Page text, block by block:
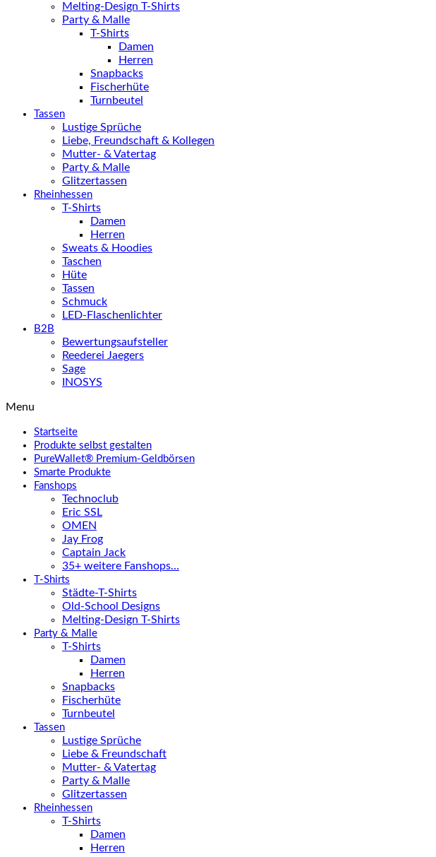
Melting-Design T-Shirts
Party & Malle
T-Shirts
Damen
Herren
Snapbacks
Fischerhüte
Turnbeutel
Tassen
Lustige Sprüche
Liebe, Freundschaft & Kollegen
Mutter- & Vatertag
Party & Malle
Glitzertassen
Rheinhessen
T-Shirts
Damen
Herren
Sweats & Hoodies
Taschen
Hüte
Tassen
Schmuck
LED-Flaschenlichter
B2B
Bewertungsaufsteller
Reederei Jaegers
Sage
INOSYS
Menu
Startseite
Produkte selbst gestalten
PureWallet® Premium-Geldbörsen
Smarte Produkte
Fanshops
Technoclub
Eric SSL
OMEN
Jay Frog
Captain Jack
35+ weitere Fanshops…
T-Shirts
Städte-T-Shirts
Old-School Designs
Melting-Design T-Shirts
Party & Malle
T-Shirts
Damen
Herren
Snapbacks
Fischerhüte
Turnbeutel
Tassen
Lustige Sprüche
Liebe & Freundschaft
Mutter- & Vatertag
Party & Malle
Glitzertassen
Rheinhessen
T-Shirts
Damen
Herren